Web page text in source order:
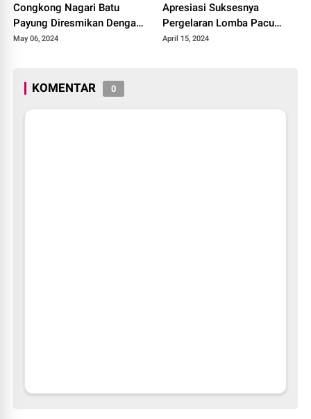
Congkong Nagari Batu
Payung Diresmikan Dengan
Meriah
May 06, 2024
Apresiasi Suksesnya
Pergelaran Lomba Pacu
Kuda Lebaran Cup 2024
April 15, 2024
KOMENTAR 0